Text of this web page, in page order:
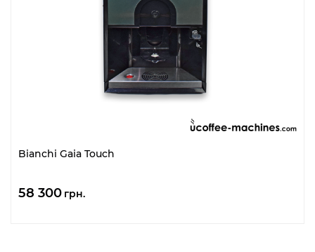
Bianchi Gaia Touch
58 300 грн.